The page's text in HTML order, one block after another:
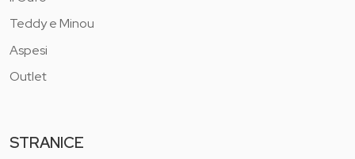
Teddy e Minou
Aspesi
Outlet
STRANICE